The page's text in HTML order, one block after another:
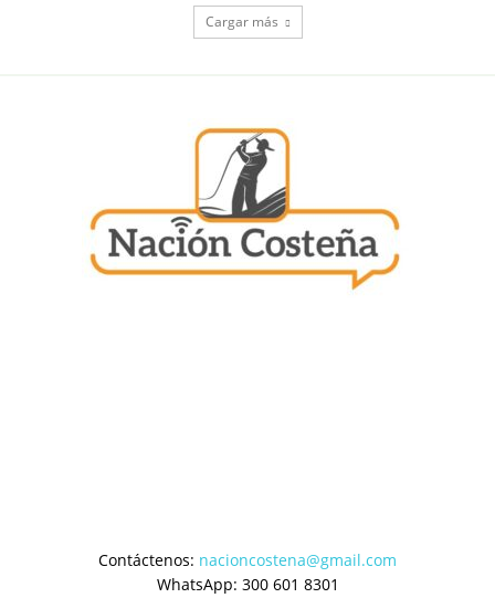
Cargar más
Contáctenos: nacioncostena@gmail.com
WhatsApp: 300 601 8301